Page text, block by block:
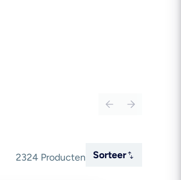
2324 Producten
Sorteer
Sorteer